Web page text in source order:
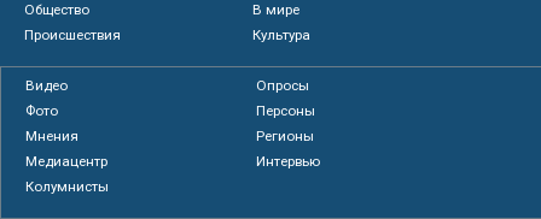
Общество
В мире
Происшествия
Культура
Видео
Опросы
Фото
Персоны
Мнения
Регионы
Медиацентр
Интервью
Колумнисты